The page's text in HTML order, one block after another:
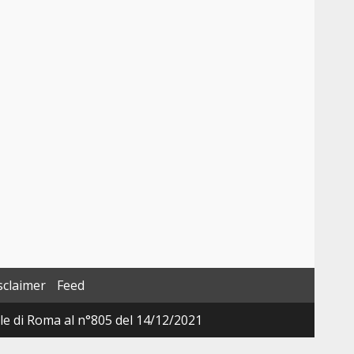
Feed
Roma al n°805 del 14/12/2021